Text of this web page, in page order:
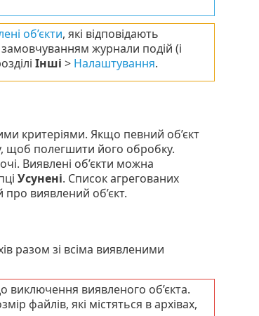
об’єкти, які відповідають
журнали подій (і
Інші > Налаштування.
критеріями. Якщо певний об’єкт
щоб полегшити його обробку.
Виявлені об’єкти можна
Усунені. Список агрегованих
про виявлений об’єкт.
разом зі всіма виявленими
виключення виявленого об’єкта.
файлів, які містяться в архівах,